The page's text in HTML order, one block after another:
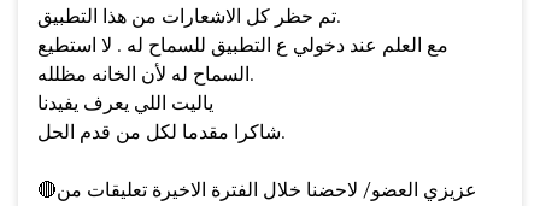
تم حظر كل الاشعارات من هذا التطبيق.
مع العلم عند دخولي ع التطبيق للسماح له . لا استطيع
السماح له لأن الخانه مظلله.
ياليت اللي يعرف يفيدنا
شاكرا مقدما لكل من قدم الحل.
🔴عزيزي العضو/ لاحضنا خلال الفترة الاخيرة تعليقات من